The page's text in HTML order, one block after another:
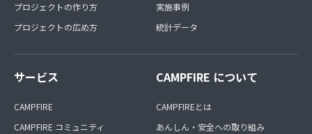
プロジェクトの作り方
プロジェクトの広め方
実施事例
統計データ
サービス
CAMPFIRE
CAMPFIRE コミュニティ
CAMPFIRE について
CAMPFIREとは
あんしん・安全への取り組み